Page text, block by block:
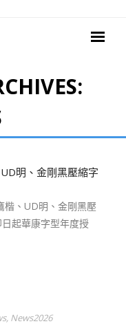
明、金剛黑壓縮字
楷、UD明、金剛黑壓
起華康字型年度授
, News2026